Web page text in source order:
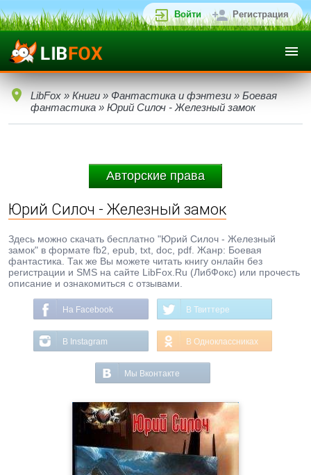
Войти Регистрация
LibFox » Книги » Фантастика и фэнтези » Боевая
фантастика » Юрий Силоч - Железный замок
Авторские права
Юрий Силоч - Железный замок
Здесь можно скачать бесплатно "Юрий Силоч - Железный
замок" в формате fb2, epub, txt, doc, pdf. Жанр: Боевая
фантастика. Так же Вы можете читать книгу онлайн без
регистрации и SMS на сайте LibFox.Ru (ЛибФокс) или прочесть
описание и ознакомиться с отзывами.
На Facebook В Твиттере
В Instagram В Одноклассниках
Мы Вконтакте